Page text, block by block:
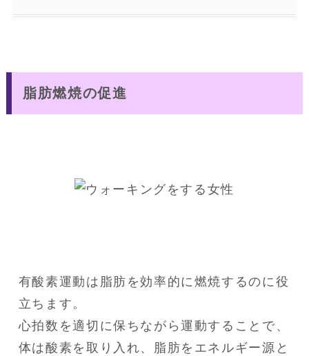
脂肪燃焼の促進
有酸素運動は脂肪を効率的に燃焼するのに役
立ちます。
心拍数を適切に保ちながら運動することで、
体は酸素を取り入れ、脂肪をエネルギー源と